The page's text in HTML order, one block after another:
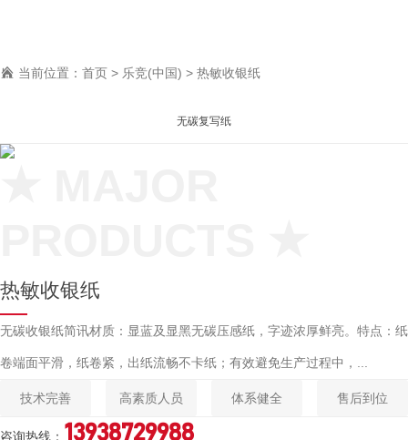
当前位置： 首页 > 乐竞(中国) > 热敏收银纸
无碳复写纸
热敏收银纸
无碳收银纸简讯材质：显蓝及显黑无碳压感纸，字迹浓厚鲜亮。特点：纸
卷端面平滑，纸卷紧，出纸流畅不卡纸；有效避免生产过程中，...
技术完善 高素质人员 体系健全 售后到位
咨询热线： 13938729988